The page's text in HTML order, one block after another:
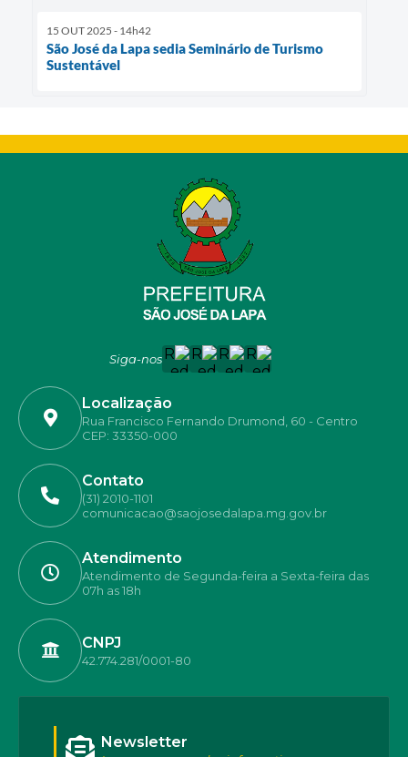
15 OUT 2025 - 14h42
São José da Lapa sedia Seminário de Turismo
Sustentável
Siga-nos
Localização
Rua Francisco Fernando Drumond, 60 - Centro
CEP: 33350-000
Contato
(31) 2010-1101
comunicacao@saojosedalapa.mg.gov.br
Atendimento
Atendimento de Segunda-feira a Sexta-feira das
07h as 18h
CNPJ
42.774.281/0001-80
Newsletter